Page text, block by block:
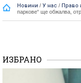
Новини / У нас / Право
паркове“ ще обжалва,
ИЗБРАНО